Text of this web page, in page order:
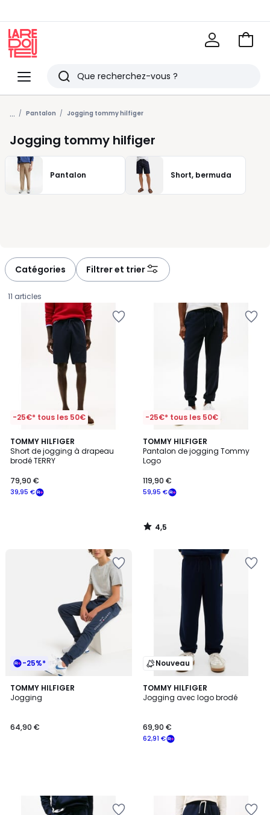
Menu
Redoute
Rechercher
Derniers
articles
vus
Voir
... Pantalon Jogging tommy hilfiger
Jogging tommy hilfiger
Pantalon Short, bermuda
Catégories Filtrer et trier
11 articles
-25€* tous les 50€
TOMMY HILFIGER
Short de jogging à drapeau
brodé TERRY
€
souscrivez
39,95 €
79,90 €
-25€* tous les 50€
TOMMY HILFIGER
Pantalon de jogging Tommy
Logo
59,95 €
119,90 €
4,5
/ 5
4,5
/
-25%*
TOMMY HILFIGER
Jogging
64,90 €
Nouveau
TOMMY HILFIGER
Jogging avec logo brodé
62,91 €
69,90 €